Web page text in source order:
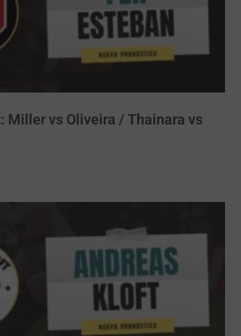
Miller vs Oliveira / Thainara vs